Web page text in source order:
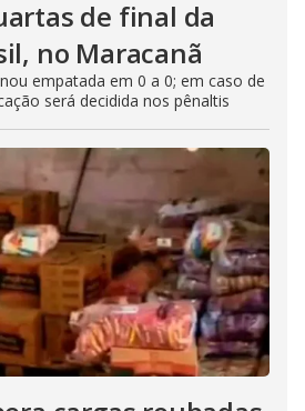
de final da
no Maracanã
empatada em 0 a 0; em caso de
será decidida nos pênaltis